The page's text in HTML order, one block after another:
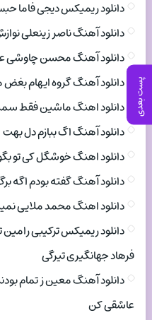
پست بعدی
دانلود ریمیکس دیجی فاما
دانلود آهنگ ناصر زینعلی
دانلود آهنگ محسن چاوشی
دانلود آهنگ گروه ایهام بغض
دانلود اهنگ ماشین فقط
دانلود آهنگ اگ ببازم دل بهت
دانلود اهنگ خوشگل کی تو
دانلود آهنگ گفته بودم اگه
دانلود اهنگ محمد ملایی
دانلود ریمیکس ترکیبی
فرهاد جهانگیری تیرگی
دانلود آهنگ معین ز تمام
عاشقی کن